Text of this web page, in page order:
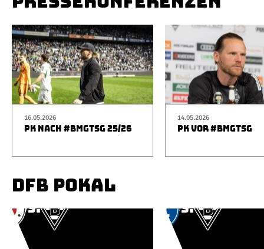
16.05.2026
PK NACH #BMGTSG 25/26
14.05.2026
PK VOR #BMGTSG
DFB POKAL